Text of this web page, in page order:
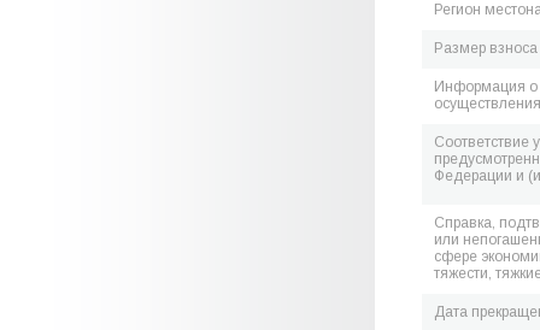
Регион
Размер
Информация о
Соответствие
Федерации и
Справка,
или
сфере
тяжести,
Дата